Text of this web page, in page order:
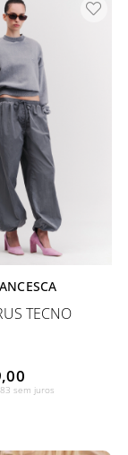
TECNO
sem juros